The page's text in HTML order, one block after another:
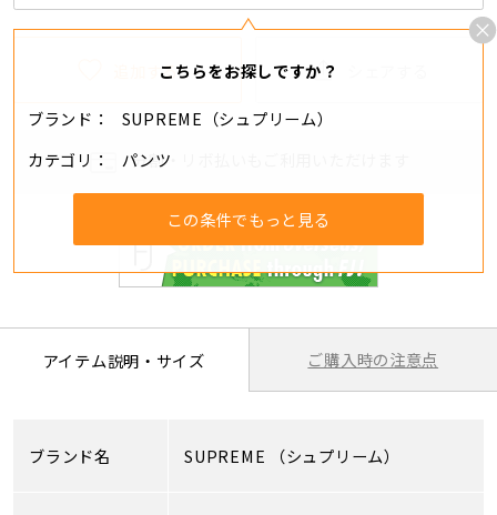
こちらをお探しですか？
ブランド
SUPREME（シュプリーム）
カテゴリ
パンツ
この条件でもっと見る
追加する
分割・リボ払いもご利用いただけます
アイテム説明・サイズ ご購入時の注意点
ブランド名 SUPREME （シュプリーム）